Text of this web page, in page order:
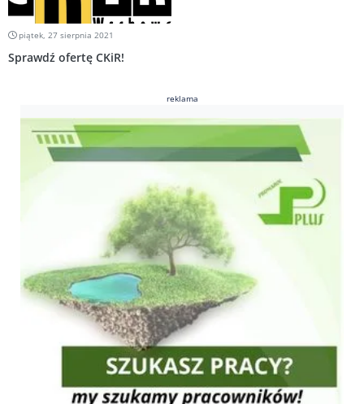
piątek, 27 sierpnia 2021
Sprawdź ofertę CKiR!
reklama